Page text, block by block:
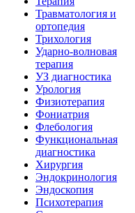
Травматология и
ортопедия
Трихология
Ударно-волновая
терапия
УЗ диагностика
Урология
Физиотерапия
Фониатрия
Флебология
Функциональная
диагностика
Хирургия
Эндокринология
Эндоскопия
Психотерапия